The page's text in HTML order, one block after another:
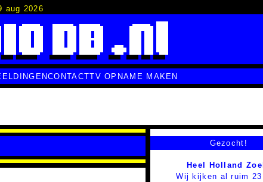
aug 2026
CONTACTTV OPNAME MAKEN
Gezocht!
Heel Holland
Wij kijken al ruim